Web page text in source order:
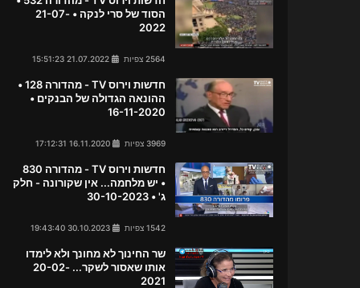
הסוד של סרי לנקה • 21-07-
2022
2564 צפיות
חדשות וירוס TV - מהדורה 128 •
ההונאה הגדולה של הבנקים •
16-11-2020
3969 צפיות
חדשות וירוס TV - מהדורה 830
• יש מלחמה... אין שקורונה - חלק
ג' • 30-10-2023
1542 צפיות
שר החינוך לא מחונך ולא לימדו
אותו שאסור לשקר... 20-02-
2021